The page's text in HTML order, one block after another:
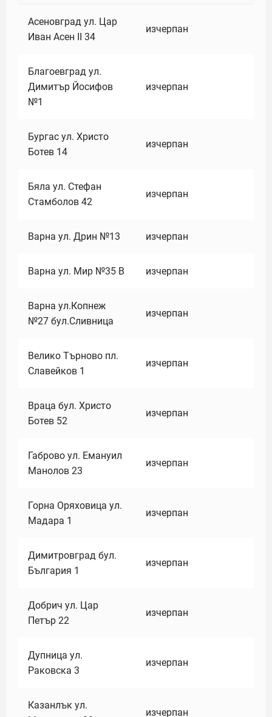
Асеновград ул. Цар
Иван Асен II 34
изчерпан
Благоевград ул.
Димитър Йосифов
№1
изчерпан
Бургас ул. Христо
Ботев 14
изчерпан
Бяла ул. Стефан
Стамболов 42
изчерпан
Варна ул. Дрин №13 изчерпан
Варна ул. Мир №35 В изчерпан
Варна ул.Копнеж
№27 бул.Сливница
изчерпан
Велико Търново пл.
Славейков 1
изчерпан
Враца бул. Христо
Ботев 52
изчерпан
Габрово ул. Емануил
Манолов 23
изчерпан
Горна Оряховица ул.
Мадара 1
изчерпан
Димитровград бул.
България 1
изчерпан
Добрич ул. Цар
Петър 22
изчерпан
Дупница ул.
Раковска 3
изчерпан
Казанлък ул.
изчерпан